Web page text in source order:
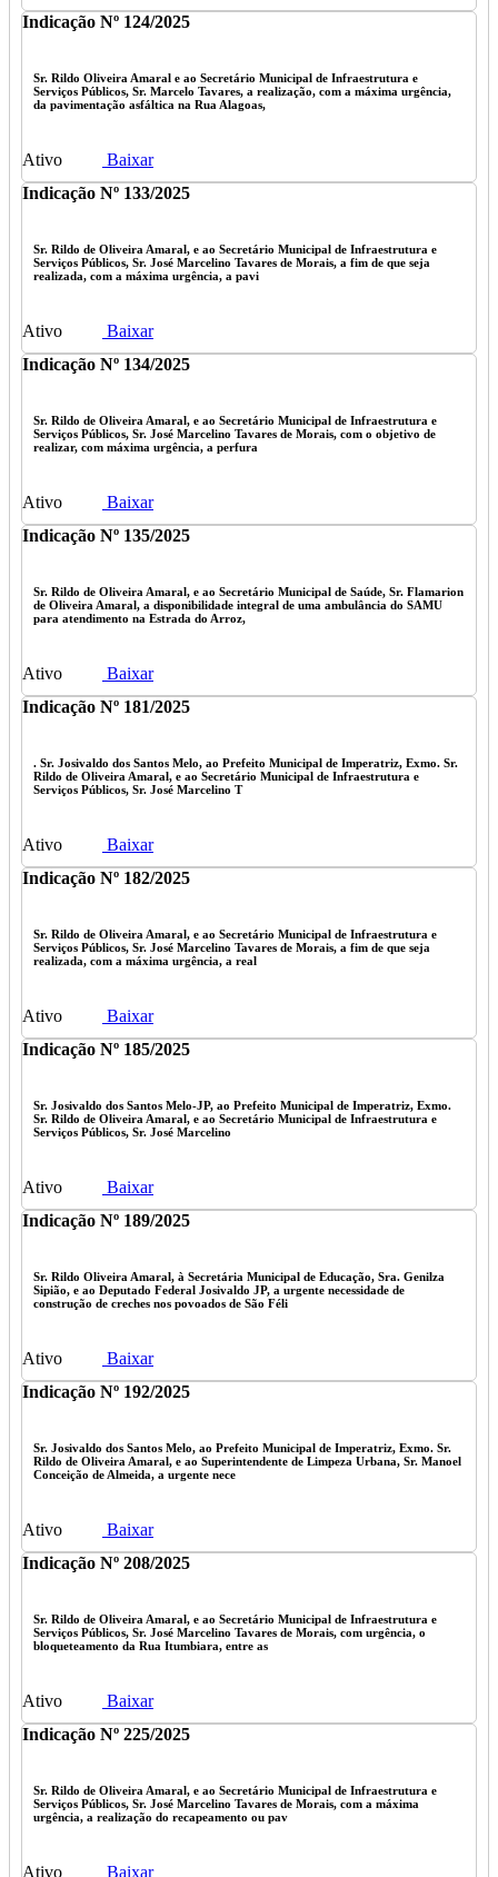
Indicação Nº 124/2025
Sr. Rildo Oliveira Amaral e ao Secretário Municipal de Infraestrutura e
Serviços Públicos, Sr. Marcelo Tavares, a realização, com a máxima urgência,
da pavimentação asfáltica na Rua Alagoas,
Ativo
Baixar
Indicação Nº 133/2025
Sr. Rildo de Oliveira Amaral, e ao Secretário Municipal de Infraestrutura e
Serviços Públicos, Sr. José Marcelino Tavares de Morais, a fim de que seja
realizada, com a máxima urgência, a pavi
Ativo
Baixar
Indicação Nº 134/2025
Sr. Rildo de Oliveira Amaral, e ao Secretário Municipal de Infraestrutura e
Serviços Públicos, Sr. José Marcelino Tavares de Morais, com o objetivo de
realizar, com máxima urgência, a perfura
Ativo
Baixar
Indicação Nº 135/2025
Sr. Rildo de Oliveira Amaral, e ao Secretário Municipal de Saúde, Sr. Flamarion
de Oliveira Amaral, a disponibilidade integral de uma ambulância do SAMU
para atendimento na Estrada do Arroz,
Ativo
Baixar
Indicação Nº 181/2025
. Sr. Josivaldo dos Santos Melo, ao Prefeito Municipal de Imperatriz, Exmo. Sr.
Rildo de Oliveira Amaral, e ao Secretário Municipal de Infraestrutura e
Serviços Públicos, Sr. José Marcelino T
Ativo
Baixar
Indicação Nº 182/2025
Sr. Rildo de Oliveira Amaral, e ao Secretário Municipal de Infraestrutura e
Serviços Públicos, Sr. José Marcelino Tavares de Morais, a fim de que seja
realizada, com a máxima urgência, a real
Ativo
Baixar
Indicação Nº 185/2025
Sr. Josivaldo dos Santos Melo-JP, ao Prefeito Municipal de Imperatriz, Exmo.
Sr. Rildo de Oliveira Amaral, e ao Secretário Municipal de Infraestrutura e
Serviços Públicos, Sr. José Marcelino
Ativo
Baixar
Indicação Nº 189/2025
Sr. Rildo Oliveira Amaral, à Secretária Municipal de Educação, Sra. Genilza
Sipião, e ao Deputado Federal Josivaldo JP, a urgente necessidade de
construção de creches nos povoados de São Féli
Ativo
Baixar
Indicação Nº 192/2025
Sr. Josivaldo dos Santos Melo, ao Prefeito Municipal de Imperatriz, Exmo. Sr.
Rildo de Oliveira Amaral, e ao Superintendente de Limpeza Urbana, Sr. Manoel
Conceição de Almeida, a urgente nece
Ativo
Baixar
Indicação Nº 208/2025
Sr. Rildo de Oliveira Amaral, e ao Secretário Municipal de Infraestrutura e
Serviços Públicos, Sr. José Marcelino Tavares de Morais, com urgência, o
bloqueteamento da Rua Itumbiara, entre as
Ativo
Baixar
Indicação Nº 225/2025
Sr. Rildo de Oliveira Amaral, e ao Secretário Municipal de Infraestrutura e
Serviços Públicos, Sr. José Marcelino Tavares de Morais, com a máxima
urgência, a realização do recapeamento ou pav
Ativo
Baixar